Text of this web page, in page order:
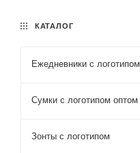
КАТАЛОГ
Ежедневники c логотипом
Сумки с логотипом оптом
Зонты с логотипом